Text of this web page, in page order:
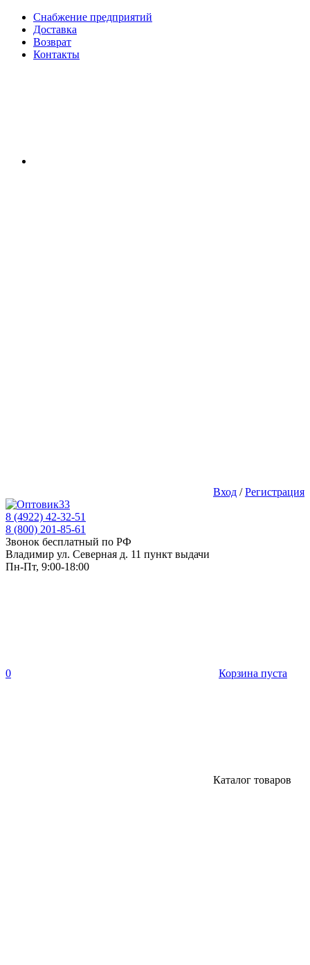
Снабжение предприятий
Доставка
Возврат
Контакты
Вход /Регистрация
8 (4922) 42-32-51
8 (800) 201-85-61
Звонок бесплатный по РФ
Владимир ул. Северная д. 11 пункт выдачи
Пн-Пт, 9:00-18:00
0 Корзина пуста
Каталог товаров